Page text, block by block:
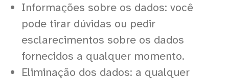
Informações sobre os dados: você
pode tirar dúvidas ou pedir
esclarecimentos sobre os dados
fornecidos a qualquer momento.
Eliminação dos dados: a qualquer